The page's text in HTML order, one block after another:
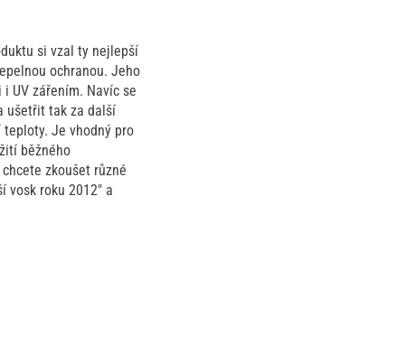
si vzal ty nejlepší
ochranou. Jeho
UV zářením. Navíc se
ušetřit tak za další
Je vhodný pro
běžného
zkoušet různé
vosk roku 2012" a